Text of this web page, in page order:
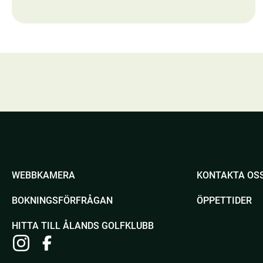
WEBBKAMERA KONTAKTA
BOKNINGSFÖRFRÅGAN ÖPPETTIDER
HITTA TILL ÅLANDS GOLFKLUBB